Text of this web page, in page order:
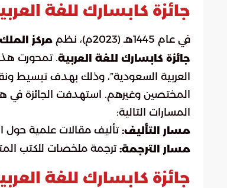
جائزة كابسارك للغة العربية
في عام 1445هـ (2023م)، نظم مركز
جائزة كابسارك للغة العربية. تمحورت
العربية السعودية”، وذلك بهدف تبسيط
المختصين وغيرهم. استهدفت الجائزة
المسارات التالية:
مسار التأليف: تأليف مقالات علمية حول
مسار الترجمة: ترجمة ملخصات للكتب
جائزة كابسارك للغة العربية